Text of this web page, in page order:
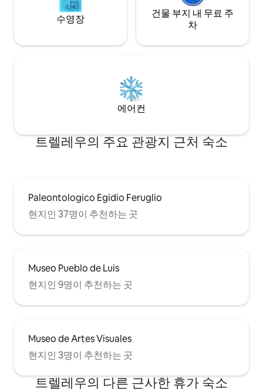
수영장
건물 부지 내 무료 주
차
에어컨
트렐레우의 주요 관광지 근처 숙소
Paleontologico Egidio Feruglio
현지인 37명이 추천하는 곳
Museo Pueblo de Luis
현지인 9명이 추천하는 곳
Museo de Artes Visuales
현지인 3명이 추천하는 곳
트렐레우의 다른 근사한 휴가 숙소